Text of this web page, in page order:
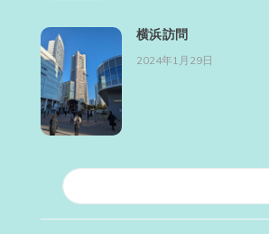
横浜訪問
2024年1月29日